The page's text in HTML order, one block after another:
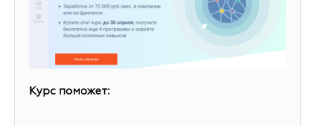
Курс поможет: